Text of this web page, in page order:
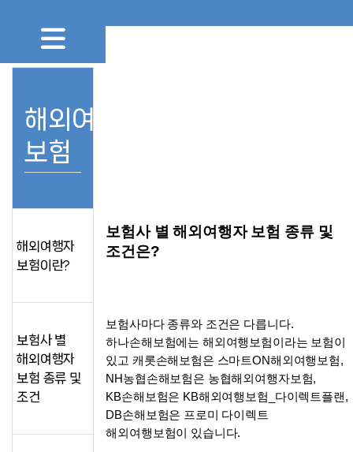
보험사 별 해외여행자 보험 종류 및
조건은?
보험사마다 종류와 조건은 다릅니다.
하나손해보험에는 해외여행보험이라는 보험이
있고 캐롯손해보험은 스마트ON해외여행보험,
NH농협손해보험은 농협해외여행자보험,
KB손해보험은 KB해외여행보험_다이렉트플랜,
DB손해보험은 프로미 다이렉트
해외여행보험이 있습니다.
해외여행자
보험
해외여행자
보험이란?
보험사 별
해외여행자
보험 종류 및
조건